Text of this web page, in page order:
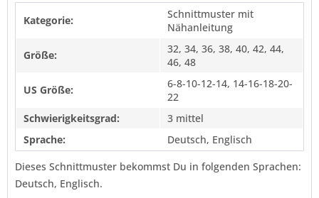
Kategorie:
Schnittmuster mit
Nähanleitung
Größe:
32, 34, 36, 38, 40, 42, 44,
46, 48
US Größe:
6-8-10-12-14, 14-16-18-20-
22
Schwierigkeitsgrad:
3 mittel
Sprache:
Deutsch, Englisch
Dieses Schnittmuster bekommst Du in folgenden Sprachen:
Deutsch, Englisch.